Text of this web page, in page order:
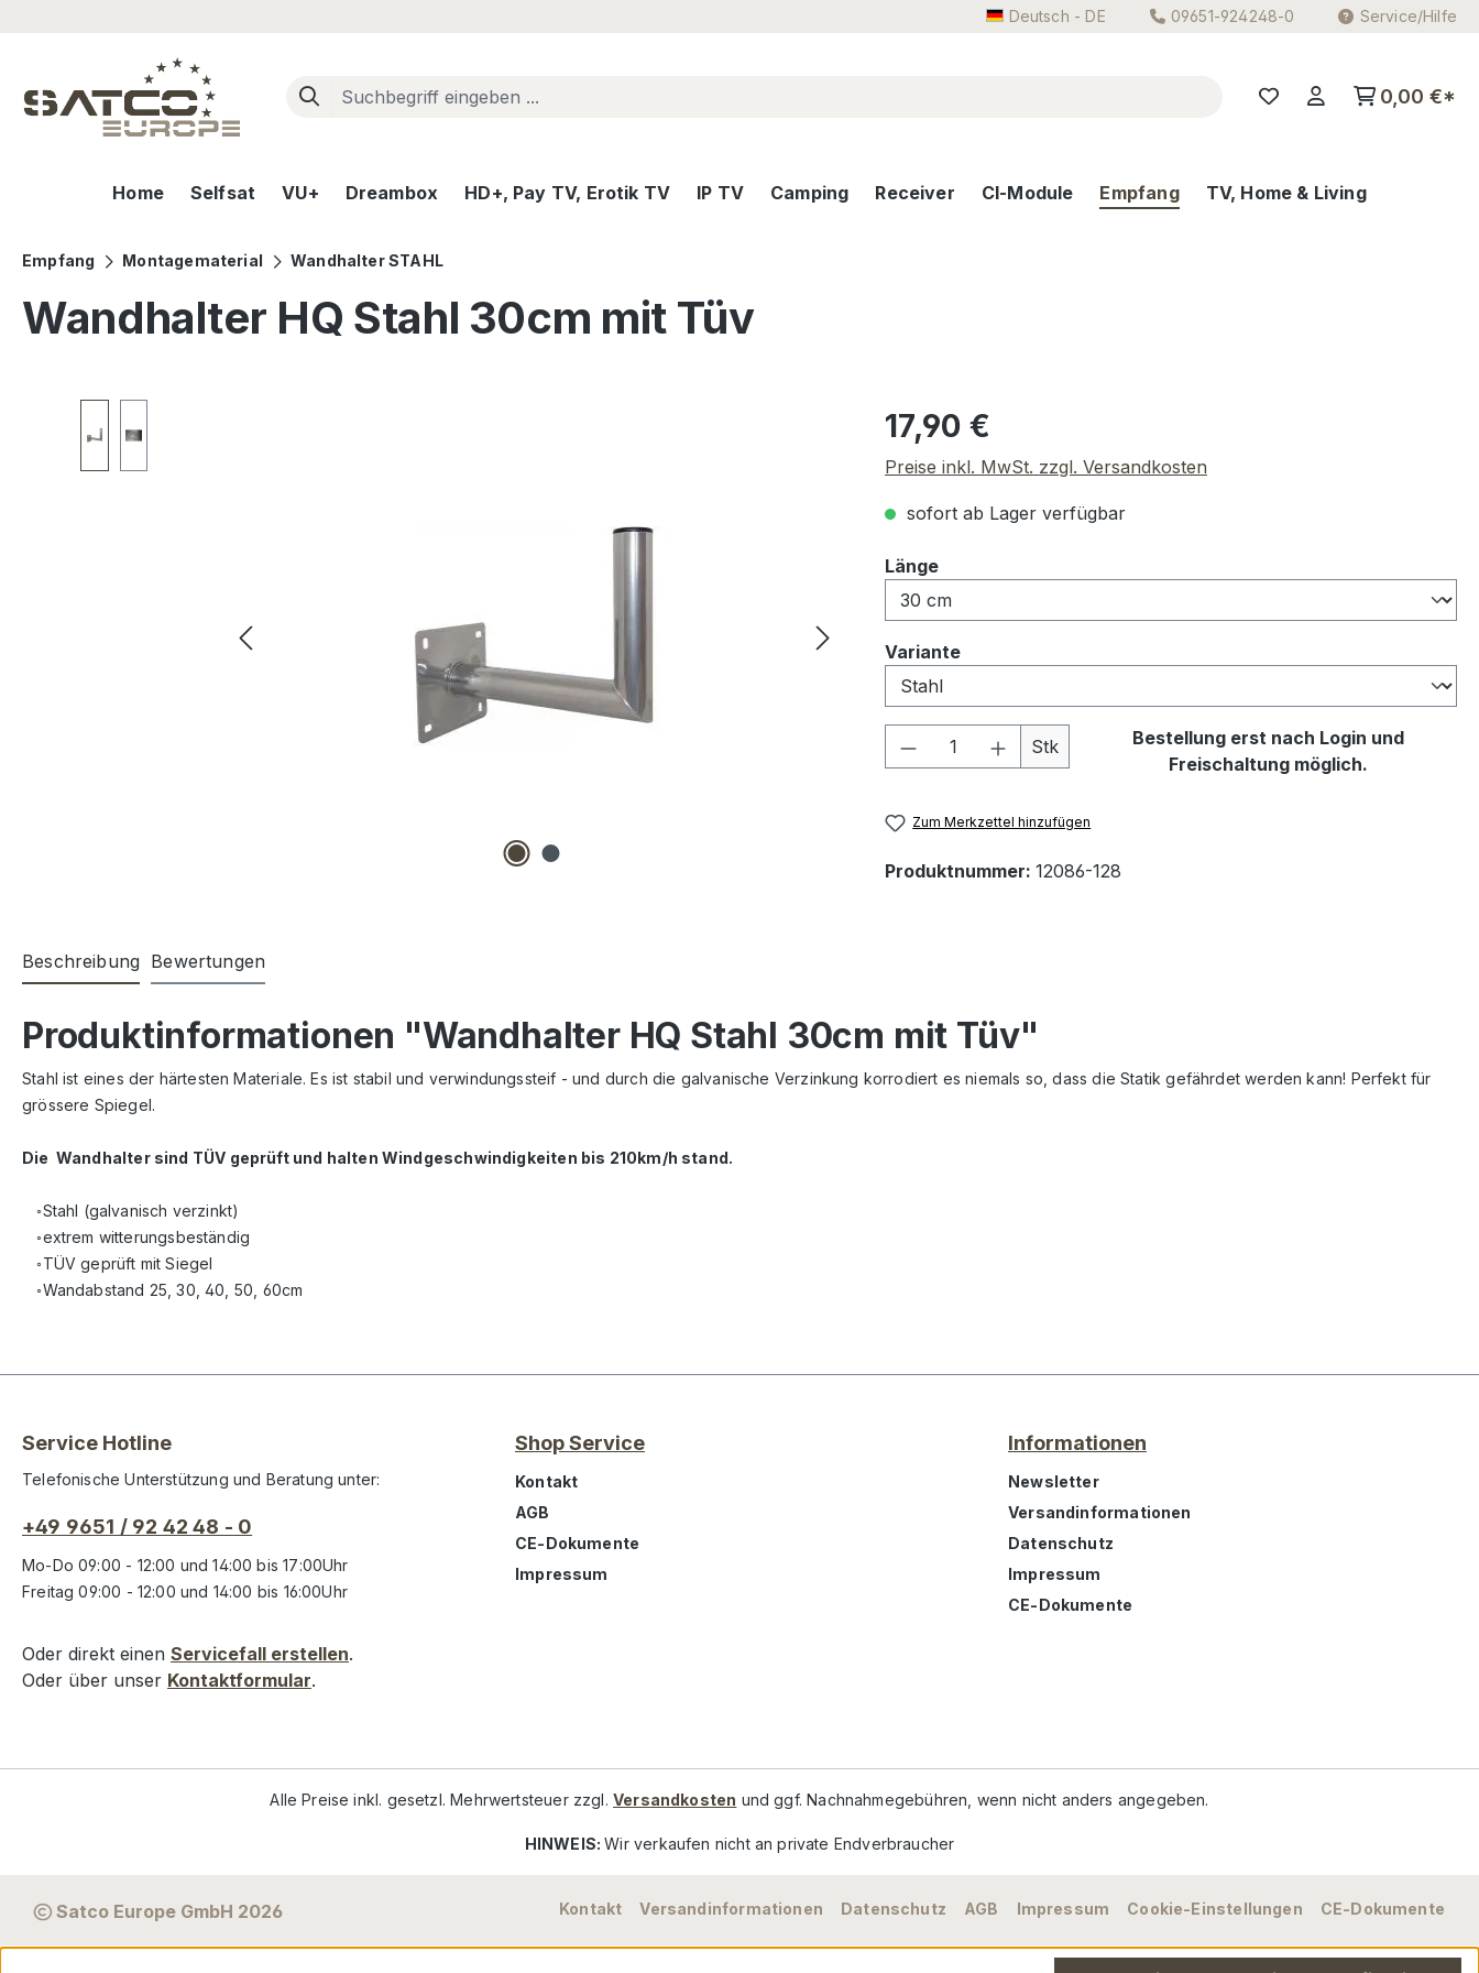
Deutsch - DE 09651-924248-0 Service/Hilfe
0,00 €*
Home Selfsat VU+ Dreambox HD+, Pay TV, Erotik TV IP TV Camping Receiver CI-Module Empfang TV, Home & Living
Empfang Montagematerial Wandhalter STAHL
Wandhalter HQ Stahl 30cm mit Tüv
Regulärer Preis:
17,90 €
Preise inkl. MwSt. zzgl. Versandkosten
sofort ab Lager verfügbar
Längeauswählen
Varianteauswählen
Produkt Anzahl: Gib den gewünschten Wert
Stk
Bestellung erst nach Login und
Freischaltung möglich.
Zum Merkzettel hinzufügen
Produktnummer: 12086-128
Beschreibung Bewertungen
Produktinformationen "Wandhalter HQ Stahl 30cm mit Tüv"
Stahl ist eines der härtesten Materiale. Es ist stabil und verwindungssteif - und durch die galvanische Verzinkung korrodiert es niemals so, dass die Statik gefährdet werden kann! Perfekt für
grössere Spiegel.
Die Wandhalter sind TÜV geprüft und halten Windgeschwindigkeiten bis 210km/h stand.
◦Stahl (galvanisch verzinkt)
◦extrem witterungsbeständig
◦TÜV geprüft mit Siegel
◦Wandabstand 25, 30, 40, 50, 60cm
Service Hotline
Telefonische Unterstützung und Beratung unter:
+49 9651 / 92 42 48 - 0
Mo-Do 09:00 - 12:00 und 14:00 bis 17:00Uhr
Freitag 09:00 - 12:00 und 14:00 bis 16:00Uhr
Oder direkt einen Servicefall erstellen.
Oder über unser Kontaktformular.
Shop Service
Kontakt
AGB
CE-Dokumente
Impressum
Informationen
Newsletter
Versandinformationen
Datenschutz
Impressum
CE-Dokumente
Alle Preise inkl. gesetzl. Mehrwertsteuer zzgl. Versandkosten und ggf. Nachnahmegebühren, wenn nicht anders angegeben.
HINWEIS:Wir verkaufen nicht an private Endverbraucher
Satco Europe GmbH 2026 Kontakt Versandinformationen Datenschutz AGB Impressum Cookie-Einstellungen CE-Dokumente